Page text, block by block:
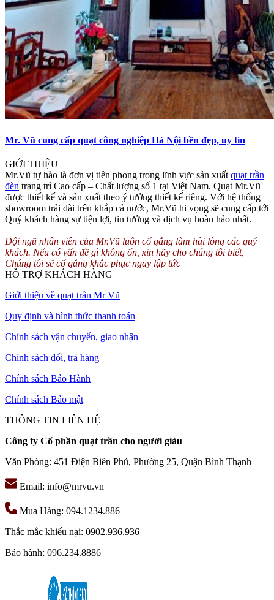
Mr. Vũ cung cấp quạt công nghiệp Hà Nội bền đẹp, uy tín
GIỚI THIỆU
Mr.Vũ tự hào là đơn vị tiên phong trong lĩnh vực sản xuất quạt trần
đèn trang trí Cao cấp – Chất lượng số 1 tại Việt Nam. Quạt Mr.Vũ
được thiết kế và sản xuất theo ý tưởng thiết kế riêng. Với hệ thống
showroom trải dài trên khắp cả nước, Mr.Vũ hi vọng sẽ cung cấp tới
Quý khách hàng sự tiện lợi, tin tưởng và dịch vụ hoàn hảo nhất.
Đội ngũ nhân viên của Mr.Vũ luôn cố gắng làm hài lòng các quý
khách. Nếu có vấn đề gì không ổn, xin hãy cho chúng tôi biết,
Chúng tôi sẽ cố gắng khắc phục ngay lập tức
HỖ TRỢ KHÁCH HÀNG
Giới thiệu về quạt trần Mr Vũ
Quy định và hình thức thanh toán
Chính sách vận chuyển, giao nhận
Chính sách đổi, trả hàng
Chính sách Bảo Hành
Chính sách Bảo mật
THÔNG TIN LIÊN HỆ
Công ty Cổ phần quạt trần cho người giàu
Văn Phòng: 451 Điện Biên Phủ, Phường 25, Quận Bình Thạnh
Email: info@mrvu.vn
Mua Hàng: 094.1234.886
Thắc mắc khiếu nại: 0902.936.936
Bảo hành: 096.234.8886